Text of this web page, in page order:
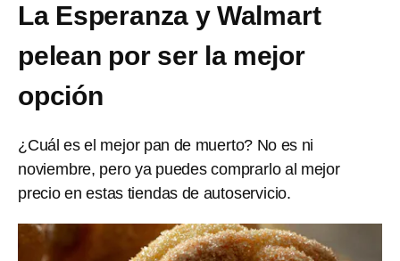
La Esperanza y Walmart
pelean por ser la mejor
opción
¿Cuál es el mejor pan de muerto? No es ni
noviembre, pero ya puedes comprarlo al mejor
precio en estas tiendas de autoservicio.